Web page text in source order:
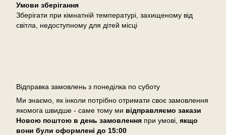
Умови зберігання
Зберігати при кімнатній температурі, захищеному від
світла, недоступному для дітей місці
Відправка замовлень з понеділка по суботу
Ми знаємо, як інколи потрібно отримати своє замовлення
якомога швидше - саме тому ми відправляємо закази
Новою поштою в день замовлення при умові, якщо
вони були оформлені до 15:00